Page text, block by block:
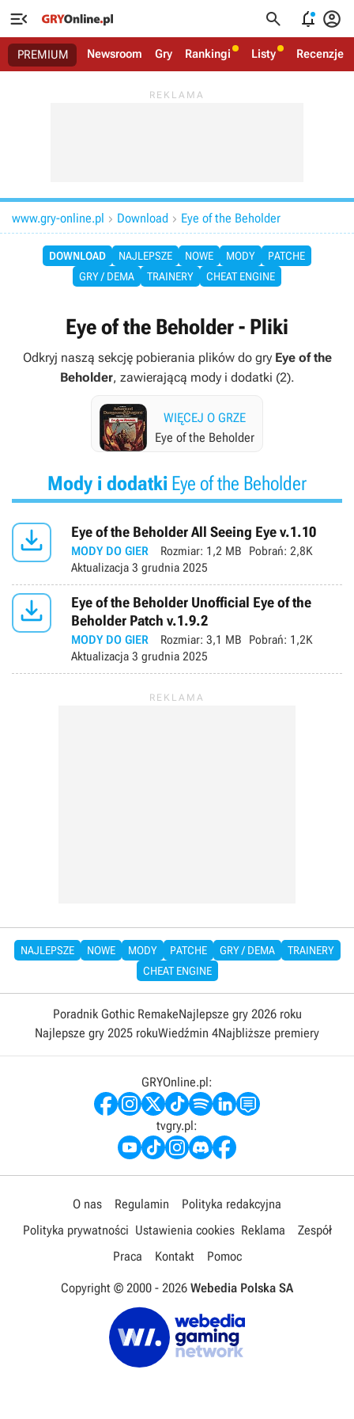
   
PREMIUM Newsroom Gry Rankingi Listy Recenzje
www.gry-online.pl  Download  Eye of the Beholder
DOWNLOAD NAJLEPSZE NOWE MODY
PATCHE
GRY / DEMA
TRAINERY CHEAT ENGINE
Eye of the Beholder - Pliki
Odkryj naszą sekcję pobierania plików do gry Eye of the
Beholder, zawierającą mody i dodatki (2).
WIĘCEJ O GRZE
Eye of the Beholder
Mody i dodatki Eye of the Beholder
 Eye of the Beholder All Seeing Eye v.1.10
MODY DO GIER Rozmiar: 1,2 MB Pobrań: 2,8K
Aktualizacja 3 grudnia 2025

Eye of the Beholder Unofficial Eye of the
Beholder Patch v.1.9.2
MODY DO GIER Rozmiar: 3,1 MB Pobrań: 1,2K
Aktualizacja 3 grudnia 2025
NAJLEPSZE NOWE MODY PATCHE GRY / DEMA
TRAINERY
CHEAT ENGINE
Poradnik Gothic RemakeNajlepsze gry 2026 roku
Najlepsze gry 2025 rokuWiedźmin 4Najbliższe premiery
GRYOnline.pl:
tvgry.pl:
O nas Regulamin
Polityka redakcyjna
Polityka prywatności Ustawienia cookies Reklama
Zespół
Praca
Kontakt Pomoc
Copyright © 2000 - 2026 Webedia Polska SA